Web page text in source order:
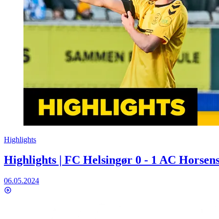
Highlights
Highlights | FC Helsingør 0 - 1 AC
06.05.2024